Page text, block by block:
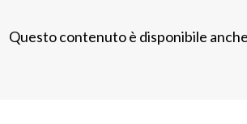
Questo contenuto è disponibile